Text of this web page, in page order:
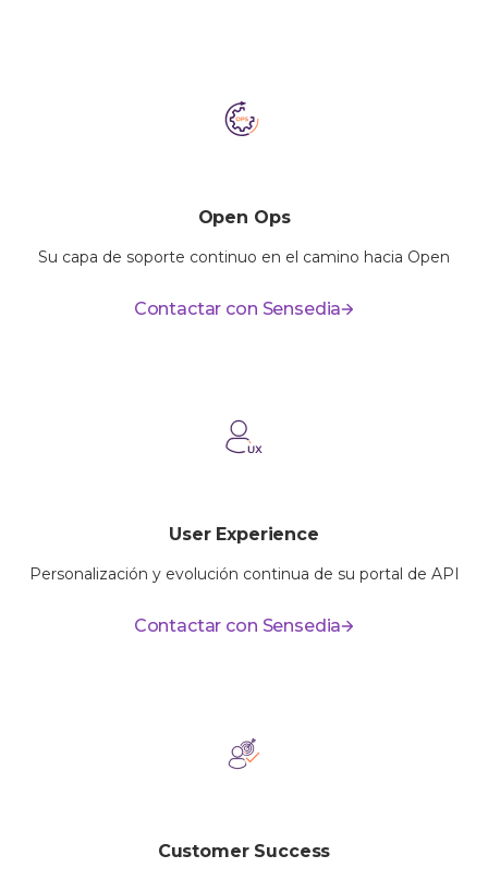
Open Ops
Su capa de soporte continuo en el camino hacia Open
Contactar con Sensedia
User Experience
Personalización y evolución continua de su portal de API
Contactar con Sensedia
Customer Success